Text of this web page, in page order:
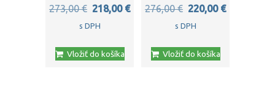
273,00€ Pôvodná
cena
273,00 €.
218,00 € Aktuálna
218,00 €.
s DPH
Vložiť do košíka
276,00€ Pôvodná
cena
276,00 €.
220,00 €
s DPH
Vložiť do košíka